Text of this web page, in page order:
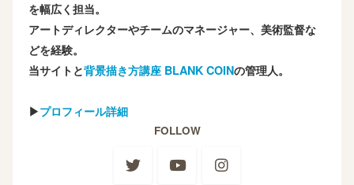
を幅広く担当。
アートディレクターやチームのマネージャー、美術監督な
どを経験。
当サイトと背景描き方講座 BLANK COINの管理人。
▶プロフィール詳細
FOLLOW